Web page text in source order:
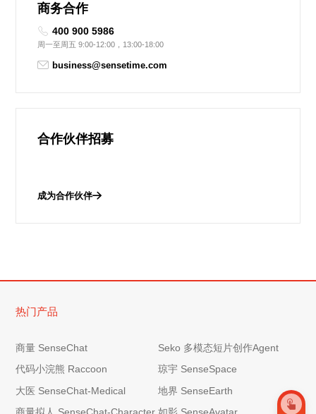
商务合作
400 900 5986
周一至周五 9:00-12:00，13:00-18:00
business@sensetime.com
合作伙伴招募
成为合作伙伴
热门产品
商量 SenseChat
Seko 多模态短片创作Agent
代码小浣熊 Raccoon
琼宇 SenseSpace
大医 SenseChat-Medical
地界 SenseEarth